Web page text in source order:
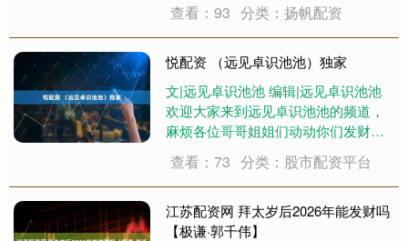
食——清炒时蔬。 这道菜以其经济实
惠的价格和令人垂涎的口感，成为了
家宴中的宠儿。它不仅价格亲民，制
作过程也极为简....
查看：93 分类：扬帆配资
悦配资 （远见卓识池池）独家
文|远见卓识池池 编辑|远见卓识池池
欢迎大家来到远见卓识池池的频道，
麻烦各位哥哥姐姐们动动你们发财的
小手点点关注、点点赞、评论转发，
谢谢大家！池池在这里祝大家家庭和
睦，儿女孝顺，笑口常开，一顺百
顺！ 嘿，朋友们，今儿个可是2026年
2月5....
查看：73 分类：股市配资平台
江苏配资网 拜太岁后2026年能发财吗
【极谦·郭千伟】